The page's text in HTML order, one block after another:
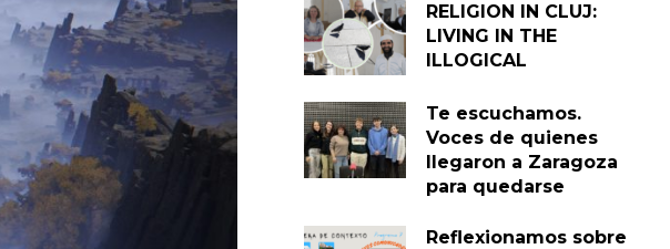
RELIGION IN CLUJ:
LIVING IN THE
ILLOGICAL
Te escuchamos.
Voces de quienes
llegaron a Zaragoza
para quedarse
Reflexionamos sobre